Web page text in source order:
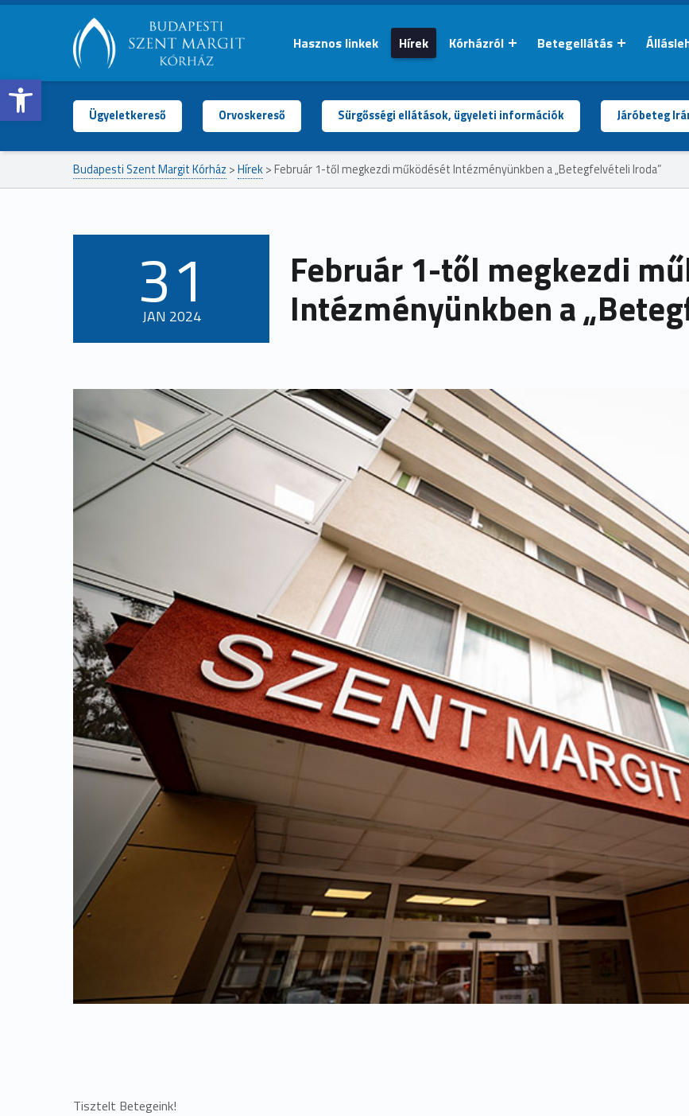
Open toolbar
BUDAPESTI
SZENT
MARGIT
KÓRHÁZ
Hasznos linkek Hírek Kórházról Betegellátás
Ügyeletkereső Orvoskereső Sürgősségi ellátások, ügyeleti információk Járóbeteg
Budapesti Szent Margit Kórház >Hírek> Február 1-től megkezdi működését Intézményünkben a „Betegfelvételi Iroda”
Február 1-től megkezdi
Intézményünkben a
31
JAN 2024
Tisztelt Betegeink!